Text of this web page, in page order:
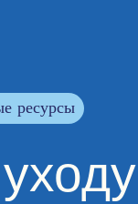
ресурсы